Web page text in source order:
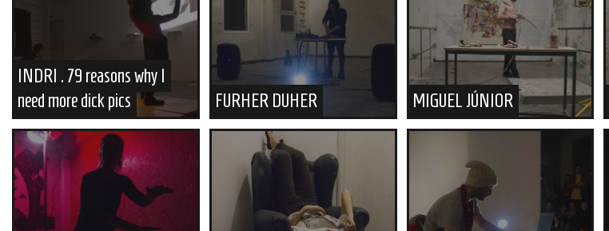
INDRI . 79 reasons why I
need more dick pics
FURHER DUHER MIGUEL JÚNIOR